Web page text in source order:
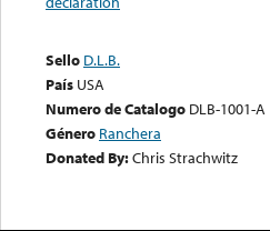
Sello D.L.B.
País USA
Numero de Catalogo DLB-1001-A
Género Ranchera
Donated By:Chris Strachwitz